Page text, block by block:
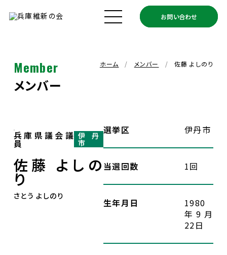
メンバー
政策実績
お知らせ
お問い合わせ
Member
メンバー
ホーム メンバー 佐藤 よしのり
兵庫県議会議
員
伊丹
市
佐藤 よしの
り
さとう よしのり
選挙区 伊丹市
当選回数 1回
生年月日
1980
年9月
22日